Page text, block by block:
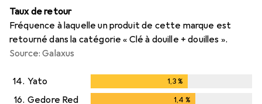
Taux de retour
Fréquence à laquelle un produit de cette marque est
retourné dans la catégorie « Clé à douille + douilles ».
Source: Galaxus
14. Yato 1,3%
16. Gedore Red 1,4 %